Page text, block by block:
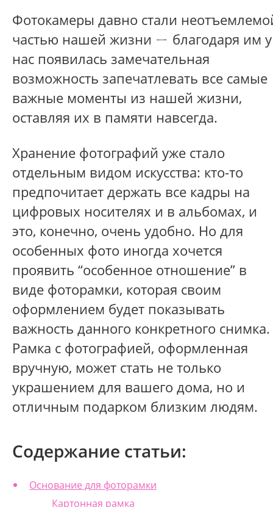
Фотокамеры давно стали
частью нашей жизни ㄧ благодаря им у
нас появилась замечательная
возможность запечатлевать все самые
важные моменты из нашей жизни,
оставляя их в памяти навсегда.
Хранение фотографий уже стало
отдельным видом искусства: кто-то
предпочитает держать все кадры на
цифровых носителях и в альбомах, и
это, конечно, очень удобно. Но для
особенных фото иногда хочется
проявить “особенное отношение” в
виде фоторамки, которая своим
оформлением будет показывать
важность данного конкретного снимка.
Рамка с фотографией, оформленная
вручную, может стать не только
украшением для вашего дома, но и
отличным подарком близким людям.
Содержание статьи:
Основание для фоторамки
Картонная рамка